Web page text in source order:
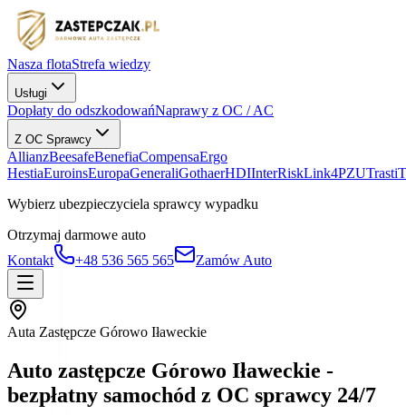
Nasza flotaStrefa wiedzy
Usługi
Dopłaty do odszkodowańNaprawy z OC / AC
Z OC Sprawcy
AllianzBeesafeBenefiaCompensaErgo
HestiaEuroinsEuropaGeneraliGothaerHDIInterRiskLink4PZUTrasti
Wybierz ubezpieczyciela sprawcy wypadku
Otrzymaj darmowe auto
Kontakt
+48 536 565 565 Zamów Auto
Auta Zastępcze Górowo Iławeckie
Auto zastępcze Górowo Iławeckie -
bezpłatny samochód z OC sprawcy 24/7